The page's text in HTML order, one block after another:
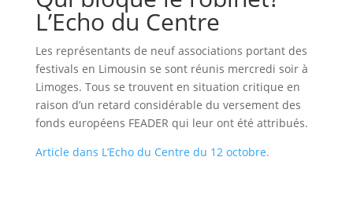
L’Echo du Centre
Les représentants de neuf associations portant des
festivals en Limousin se sont réunis mercredi soir à
Limoges. Tous se trouvent en situation critique en
raison d’un retard considérable du versement des
fonds européens FEADER qui leur ont été attribués.
Article dans L’Echo du Centre du 12 octobre.